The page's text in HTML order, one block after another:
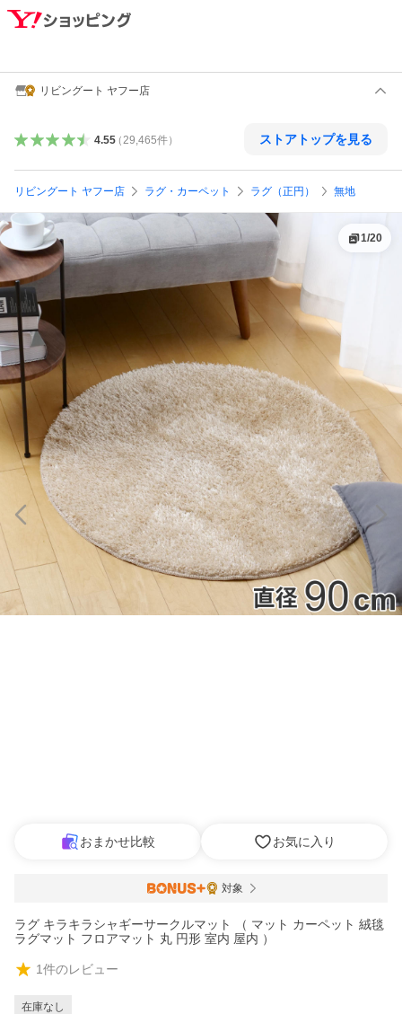
リビングート ヤフー店
4.55（ 29,465件） ストアトップを見る
リビングート ヤフー店 ラグ・カーペット ラグ（正円） 無地
1/20
おまかせ比較 お気に入り
対象
ラグ キラキラシャギーサークルマット （ マット カーペット 絨毯
ラグマット フロアマット 丸 円形 室内 屋内 ）
1件のレビュー
在庫なし